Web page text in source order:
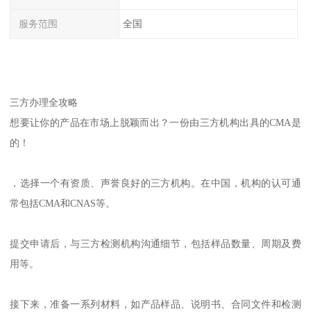
服务范围 全国
三方办理全攻略
想要让你的产品在市场上脱颖而出？一份由三方机构出具的CMA是
的！
，选择一个有资质、声誉良好的三方机构。在中国，机构的认可通
常包括CMA和CNAS等。
提交申请后，与三方检测机构沟通细节，包括样品数量、周期及费
用等。
接下来，准备一系列材料，如产品样品、说明书、合同文件和检测